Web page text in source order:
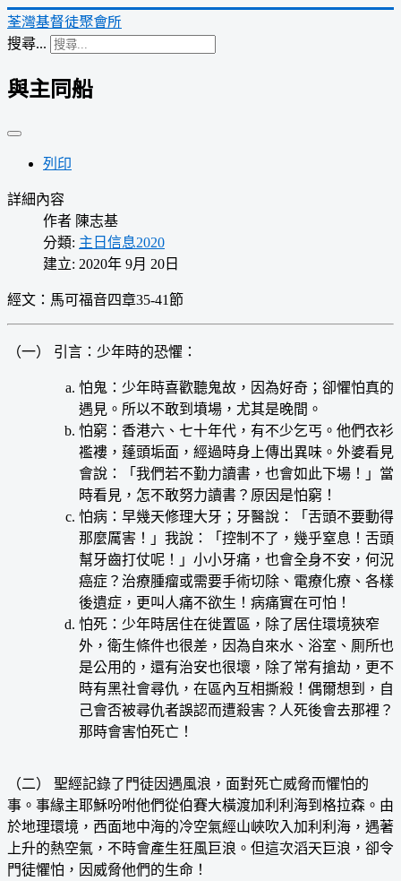
荃灣基督徒聚會所
搜尋...
與主同船
列印
詳細內容
作者 陳志基
分類: 主日信息2020
建立: 2020年 9月 20日
經文：馬可福音四章35-41節
（一） 引言：少年時的恐懼：
怕鬼：少年時喜歡聽鬼故，因為好奇；卻懼怕真的
遇見。所以不敢到墳場，尤其是晚間。
怕窮：香港六、七十年代，有不少乞丐。他們衣衫
襤褸，蓬頭垢面，經過時身上傳出異味。外婆看見
會說：「我們若不勤力讀書，也會如此下場！」當
時看見，怎不敢努力讀書？原因是怕窮！
怕病：早幾天修理大牙；牙醫說：「舌頭不要動得
那麼厲害！」我說：「控制不了，幾乎窒息！舌頭
幫牙齒打仗呢！」小小牙痛，也會全身不安，何況
癌症？治療腫瘤或需要手術切除、電療化療、各樣
後遺症，更叫人痛不欲生！病痛實在可怕！
怕死：少年時居住在徙置區，除了居住環境狹窄
外，衛生條件也很差，因為自來水、浴室、厠所也
是公用的，還有治安也很壞，除了常有搶劫，更不
時有黑社會尋仇，在區內互相撕殺！偶爾想到，自
己會否被尋仇者誤認而遭殺害？人死後會去那裡？
那時會害怕死亡！
（二） 聖經記錄了門徒因遇風浪，面對死亡威脅而懼怕的
事。事緣主耶穌吩咐他們從伯賽大橫渡加利利海到格拉森。由
於地理環境，西面地中海的冷空氣經山峽吹入加利利海，遇著
上升的熱空氣，不時會產生狂風巨浪。但這次滔天巨浪，卻令
門徒懼怕，因威脅他們的生命！